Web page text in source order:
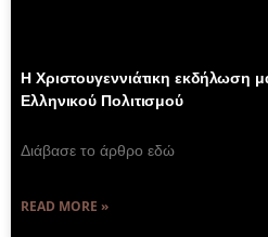
Η Χριστουγεννιάτικη εκδήλωση
Ελληνικού Πολιτισμού
Διάβασε το άρθρο εδώ
READ MORE »